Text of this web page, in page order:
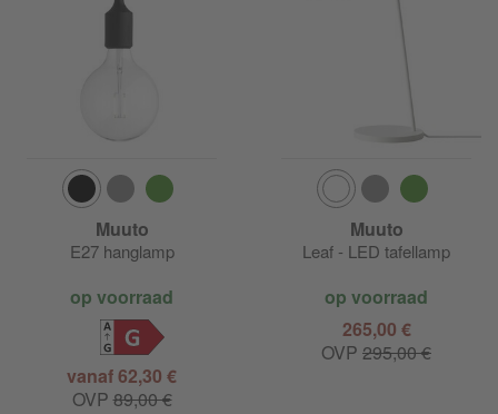
Muuto
E27 hanglamp
op voorraad
vanaf 62,30 €
OVP89,00 €
Muuto
Leaf - LED tafellamp
op voorraad
265,00 €
OVP 295,00 €